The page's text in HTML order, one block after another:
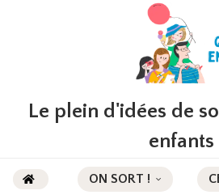
Le plein d'idées de
enfants
ON SORT !